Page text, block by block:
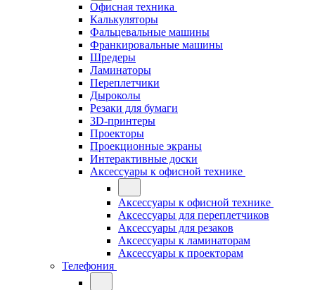
Офисная техника
Калькуляторы
Фальцевальные машины
Франкировальные машины
Шредеры
Ламинаторы
Переплетчики
Дыроколы
Резаки для бумаги
3D-принтеры
Проекторы
Проекционные экраны
Интерактивные доски
Аксессуары к офисной технике
Аксессуары к офисной технике
Аксессуары для переплетчиков
Аксессуары для резаков
Аксессуары к ламинаторам
Аксессуары к проекторам
Телефония